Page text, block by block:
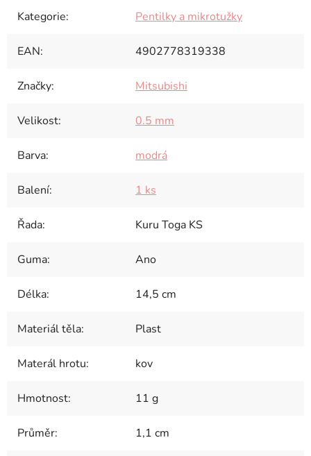
Kategorie: Pentilky a mikrotužky
EAN: 4902778319338
Značky: Mitsubishi
Velikost: 0.5 mm
Barva: modrá
Balení: 1 ks
Řada: Kuru Toga KS
Guma: Ano
Délka: 14,5 cm
Materiál těla: Plast
Materál hrotu: kov
Hmotnost: 11 g
Průměr: 1,1 cm